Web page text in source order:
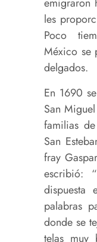
emigraron
les
Poco
México se
delgados.
En 1690
San
familias
San
fray
escribió:
dispuesta
palabras
donde se
telas muy